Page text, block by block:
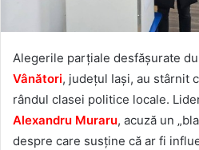
Alegerile parțiale desfășurate
Vânători, județul Iași, au stârnit
rândul clasei politice locale.
Alexandru Muraru, acuză un
despre care susține că ar fi